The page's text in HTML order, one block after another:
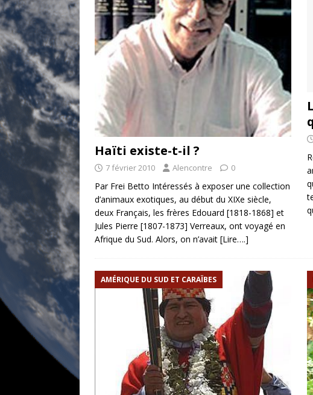
Haïti existe-t-il ?
7 février 2010 Alencontre 0
Par Frei Betto Intéressés à exposer une collection
d’animaux exotiques, au début du XIXe siècle,
deux Français, les frères Edouard [1818-1868] et
Jules Pierre [1807-1873] Verreaux, ont voyagé en
Afrique du Sud. Alors, on n’avait [Lire….]
AMÉRIQUE DU SUD ET CARAÏBES